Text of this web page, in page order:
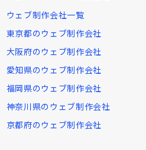
ウェブ制作会社一覧
東京都のウェブ制作会社
大阪府のウェブ制作会社
愛知県のウェブ制作会社
福岡県のウェブ制作会社
神奈川県のウェブ制作会社
京都府のウェブ制作会社